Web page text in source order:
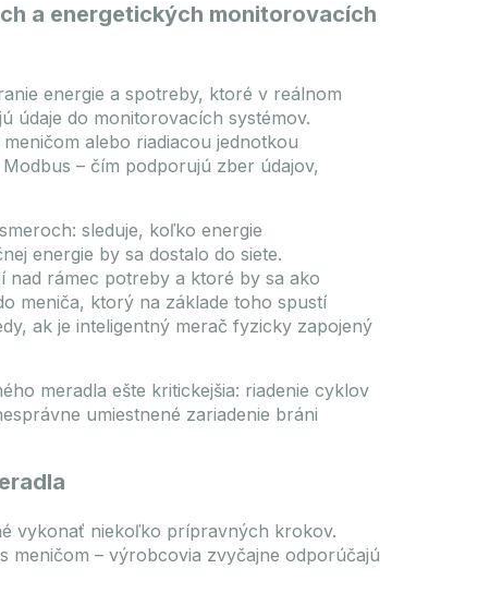
a energetických monitorovacích
energie a spotreby, ktoré v reálnom
údaje do monitorovacích systémov.
alebo riadiacou jednotkou
– čím podporujú zber údajov,
sleduje, koľko energie
energie by sa dostalo do siete.
nad rámec potreby a ktoré by sa ako
meniča, ktorý na základe toho spustí
ak je inteligentný merač fyzicky zapojený
meradla ešte kritickejšia: riadenie cyklov
umiestnené zariadenie bráni
vykonať niekoľko prípravných krokov.
meničom – výrobcovia zvyčajne odporúčajú
EFT-03
2.2 kg
mm
Deye 15kW SUN-15K-SG05LP3-
Kód
INV-DEYE-SUN-15K-SG05LP3-EUSM2
SUN-15K-SG05LP3-EU-SM2
Hmotnosť
Rozmery produktu
638x408x237 mm
Registrácia / Prihlásenie
Prihláste sa, aby ste mohli zobraziť
ceny!